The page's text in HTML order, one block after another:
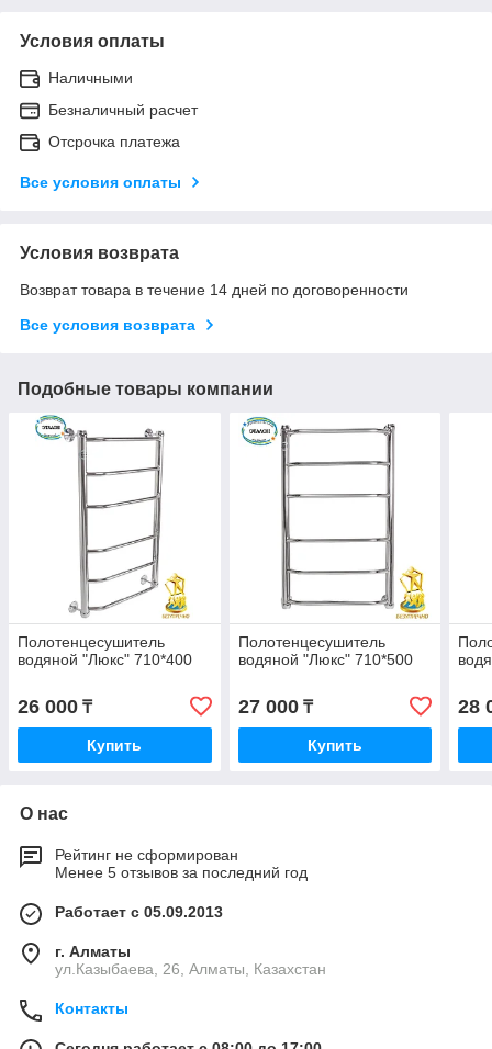
Условия оплаты
Наличными
Безналичный расчет
Отсрочка платежа
Все условия оплаты
Условия возврата
Возврат товара в течение 14 дней по договоренности
Все условия возврата
Подобные товары компании
Полотенцесушитель
водяной "Люкс" 710*400
26 000 ₸
Купить
Полотенцесушитель
водяной "Люкс" 710*500
27 000₸
Купить
28
О нас
Рейтинг не сформирован
Менее 5 отзывов за последний год
Работает с 05.09.2013
г. Алматы
ул.Казыбаева, 26, Алматы, Казахстан
Контакты